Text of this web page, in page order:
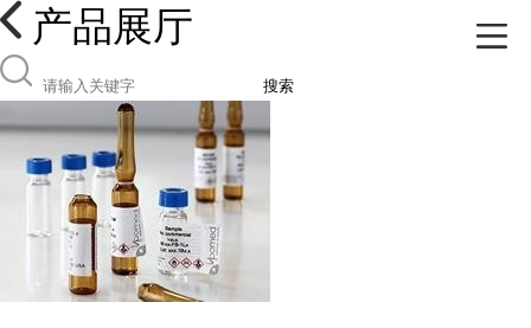
产品展厅
搜索